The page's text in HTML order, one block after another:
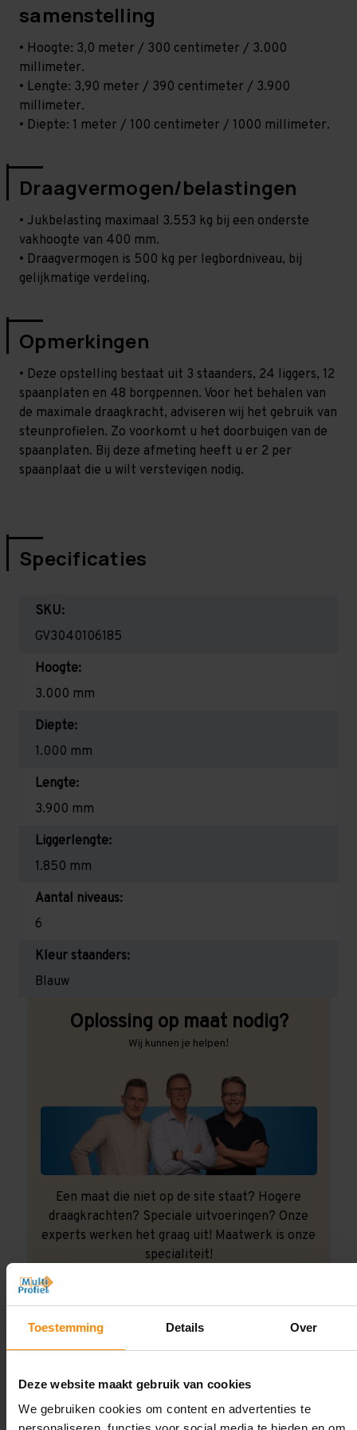
Toestemming Details Over
Deze website maakt gebruik van cookies
We gebruiken cookies om content en advertenties te
samenstelling
• Hoogte: 3,0 meter / 300 centimeter / 3.000
millimeter.
• Lengte: 3,90 meter / 390 centimeter / 3.900
millimeter.
• Diepte: 1 meter / 100 centimeter / 1000 millimeter.
Draagvermogen/belastingen
• Jukbelasting maximaal 3.553 kg bij een onderste
vakhoogte van 400 mm.
• Draagvermogen is 500 kg per legbordniveau, bij
gelijkmatige verdeling.
Opmerkingen
• Deze opstelling bestaat uit 3 staanders, 24 liggers, 12
spaanplaten en 48 borgpennen. Voor het behalen van
de maximale draagkracht, adviseren wij het gebruik van
steunprofielen. Zo voorkomt u het doorbuigen van de
spaanplaten. Bij deze afmeting heeft u er 2 per
spaanplaat die u wilt verstevigen nodig.
Specificaties
SKU:
GV3040106185
Hoogte:
3.000 mm
Diepte:
1.000 mm
Lengte:
3.900 mm
Liggerlengte:
1.850 mm
Aantal niveaus:
6
Kleur staanders:
Blauw
Oplossing op maat nodig?
Wij kunnen je helpen!
Een maat die niet op de site staat? Hogere
draagkrachten? Speciale uitvoeringen? Onze
experts werken het graag uit! Maatwerk is onze
specialiteit!
Laat ons het doen!